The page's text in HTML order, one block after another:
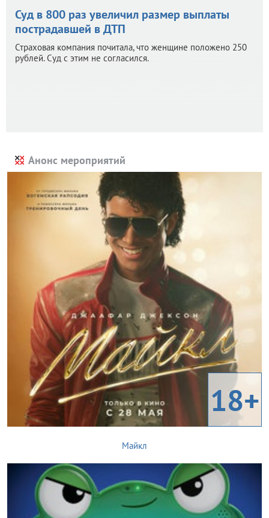
Суд в 800 раз увеличил размер выплаты
пострадавшей в ДТП
Страховая компания почитала, что женщине положено 250
рублей. Суд с этим не согласился.
Анонс мероприятий
18+
Майкл